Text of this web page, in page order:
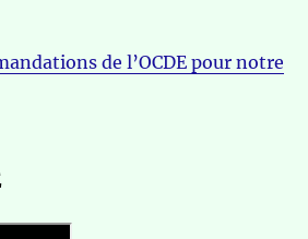
de l’OCDE pour notre